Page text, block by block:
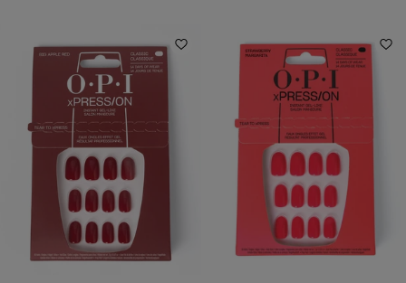
avis
avis
Ajouter à la liste de souhaits